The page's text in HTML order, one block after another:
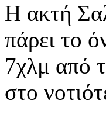
Η ακτή
πάρει το
7χλμ από
στο